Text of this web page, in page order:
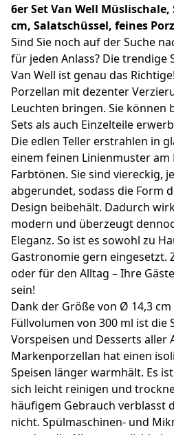
6er Set Van Well Müslischale,
cm, Salatschüssel, feines
Sind Sie noch auf der Suche
für jeden Anlass? Die trendige
Van Well ist genau das
Porzellan mit dezenter
Leuchten bringen. Sie können
Sets als auch Einzelteile
Die edlen Teller erstrahlen in
einem feinen Linienmuster am
Farbtönen. Sie sind viereckig,
abgerundet, sodass die Form
Design beibehält. Dadurch
modern und überzeugt
Eleganz. So ist es sowohl zu
Gastronomie gern eingesetzt.
oder für den Alltag – Ihre
sein!
Dank der Größe von Ø 14,3
Füllvolumen von 300 ml ist die
Vorspeisen und Desserts aller
Markenporzellan hat einen
Speisen länger warmhält. Es
sich leicht reinigen und
häufigem Gebrauch verblasst
nicht. Spülmaschinen- und